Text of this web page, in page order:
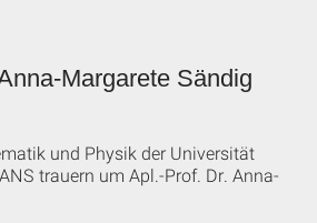
Margarete Sändig
und Physik der Universität
trauern um Apl.-Prof. Dr. Anna-